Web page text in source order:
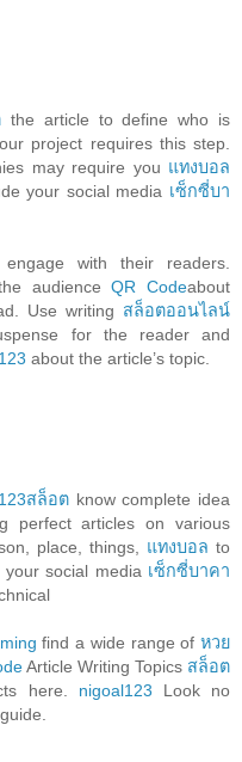
the article to define who is
project requires this step.
may require you แทงบอล
your social media เซ็กซี่บา
with their readers.
audienceQR Codeabout
Use writing สล็อตออนไลน์
for the reader and
about the article’s topic.
123สล็อตknow complete idea
perfect articles on various
place, things, แทงบอล to
social media เซ็กซี่บาคา
find a wide range ofหวย
Article Writing Topics สล็อต
here. nigoal123 Look no